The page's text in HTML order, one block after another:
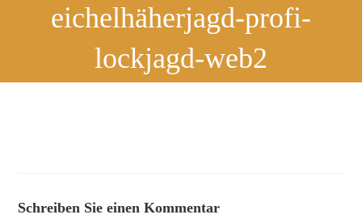
eichelhäherjagd-profi-
lockjagd-web2
Schreiben Sie einen Kommentar